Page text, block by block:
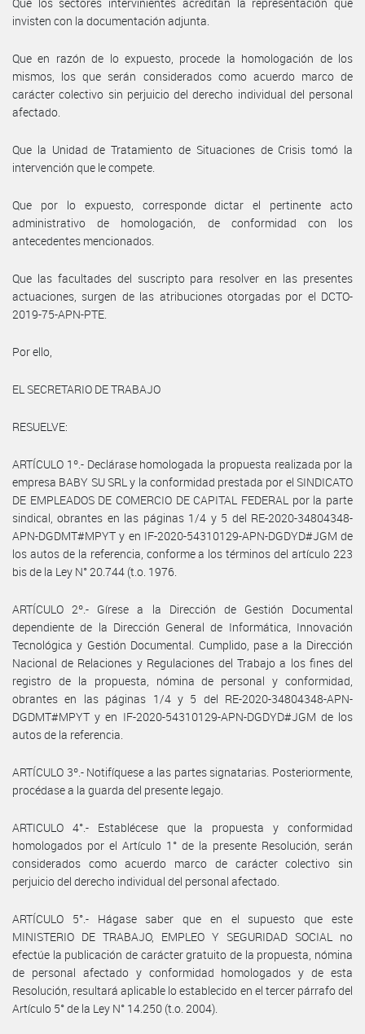
invisten con la documentación adjunta.
Que en razón de lo expuesto, procede la homologación de los
mismos, los que serán considerados como acuerdo marco de
carácter colectivo sin perjuicio del derecho individual del personal
afectado.
Que la Unidad de Tratamiento de Situaciones de Crisis tomó la
intervención que le compete.
Que por lo expuesto, corresponde dictar el pertinente acto
administrativo de homologación, de conformidad con los
antecedentes mencionados.
Que las facultades del suscripto para resolver en las presentes
actuaciones, surgen de las atribuciones otorgadas por el DCTO-
2019-75-APN-PTE.
Por ello,
EL SECRETARIO DE TRABAJO
RESUELVE:
ARTÍCULO 1º.- Declárase homologada la propuesta realizada por la
empresa BABY SU SRL y la conformidad prestada por el SINDICATO
DE EMPLEADOS DE COMERCIO DE CAPITAL FEDERAL por la parte
sindical, obrantes en las páginas 1/4 y 5 del RE-2020-34804348-
APN-DGDMT#MPYT y en IF-2020-54310129-APN-DGDYD#JGM de
los autos de la referencia, conforme a los términos del artículo 223
bis de la Ley N° 20.744 (t.o. 1976.
ARTÍCULO 2º.- Gírese a la Dirección de Gestión Documental
dependiente de la Dirección General de Informática, Innovación
Tecnológica y Gestión Documental. Cumplido, pase a la Dirección
Nacional de Relaciones y Regulaciones del Trabajo a los fines del
registro de la propuesta, nómina de personal y conformidad,
obrantes en las páginas 1/4 y 5 del RE-2020-34804348-APN-
DGDMT#MPYT y en IF-2020-54310129-APN-DGDYD#JGM de los
autos de la referencia.
ARTÍCULO 3º.- Notifíquese a las partes signatarias. Posteriormente,
procédase a la guarda del presente legajo.
ARTICULO 4°.- Establécese que la propuesta y conformidad
homologados por el Artículo 1° de la presente Resolución, serán
considerados como acuerdo marco de carácter colectivo sin
perjuicio del derecho individual del personal afectado.
ARTÍCULO 5°.- Hágase saber que en el supuesto que este
MINISTERIO DE TRABAJO, EMPLEO Y SEGURIDAD SOCIAL no
efectúe la publicación de carácter gratuito de la propuesta, nómina
de personal afectado y conformidad homologados y de esta
Resolución, resultará aplicable lo establecido en el tercer párrafo del
Artículo 5° de la Ley N° 14.250 (t.o. 2004).